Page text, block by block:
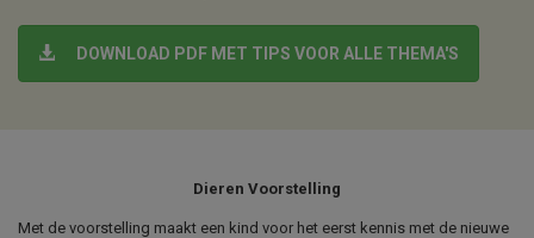
DOWNLOAD PDF MET TIPS VOOR ALLE THEMA'S
Dieren Voorstelling
Met de voorstelling maakt een kind voor het eerst kennis met de nieuwe